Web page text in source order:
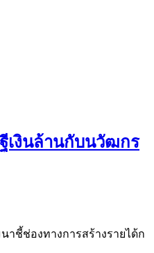
เงินล้านกับนวัฒกร
าชี้ช่องทางการสร้างรายได้ก